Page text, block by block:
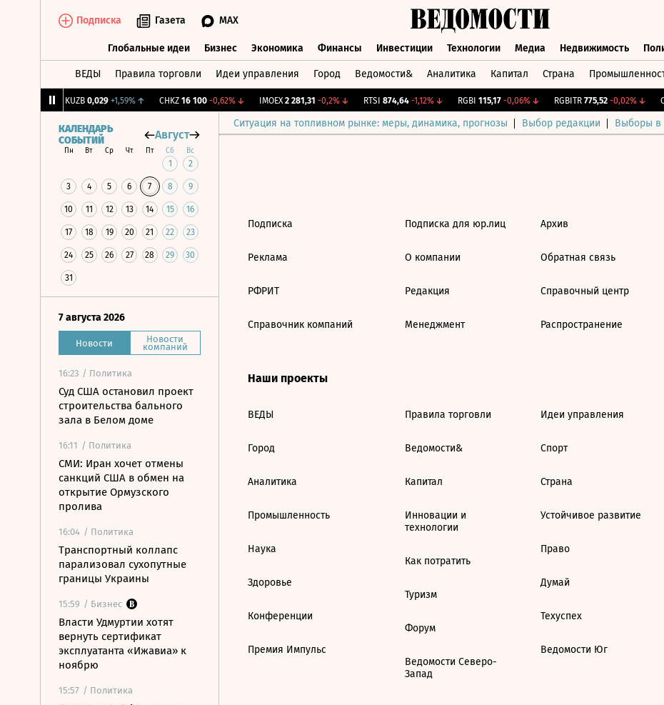
Подписка Газета MAX
Глобальные идеи Бизнес Экономика Финансы Инвестиции Технологии Медиа Недвижимость
ВЕДЫ Правила торговли Идеи управления Город Ведомости& Аналитика Капитал Страна
KUZB 0,029 +1,59%↑ CHKZ 16 100 -0,62%↓ IMOEX 2 281,31 -0,2%↓ RTSI 874,64 -1,12%↓ RGBI 115,17 -0,06%↓ RGBITR 775,52 -0,02%↓
Ситуация на топливном рынке: меры, динамика, прогнозы Выбор редакции Выборы в
КАЛЕНДАРЬ
СОБЫТИЙ
Август
Пн Вт Ср Чт Пт Сб Вс
1 2
3 4 5 6 7 8 9
10 11 12 13 14 15 16
17 18 19 20 21 22 23
24 25 26 27 28 29 30
31
7 августа 2026
Новости Новости
компаний
16:23 / Политика
Суд США остановил проект
строительства бального
зала в Белом доме
16:11 / Политика
СМИ: Иран хочет отмены
санкций США в обмен на
открытие Ормузского
пролива
16:04 / Политика
Транспортный коллапс
парализовал сухопутные
границы Украины
15:59 / Бизнес
Власти Удмуртии хотят
вернуть сертификат
эксплуатанта «Ижавиа» к
ноябрю
15:57 / Политика
Подписка
Реклама
РФРИТ
Справочник компаний
Подписка для юр.лиц
О компании
Редакция
Менеджмент
Архив
Обратная связь
Справочный центр
Распространение
Наши проекты
ВЕДЫ
Город
Аналитика
Промышленность
Наука
Здоровье
Конференции
Премия Импульс
Правила торговли
Ведомости&
Капитал
Инновации и
технологии
Как потратить
Туризм
Форум
Ведомости Северо-
Запад
Идеи управления
Спорт
Страна
Устойчивое развитие
Право
Думай
Техуспех
Ведомости Юг